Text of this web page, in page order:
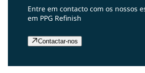
Entre em contacto com os nossos
em PPG Refinish
Contactar-nos